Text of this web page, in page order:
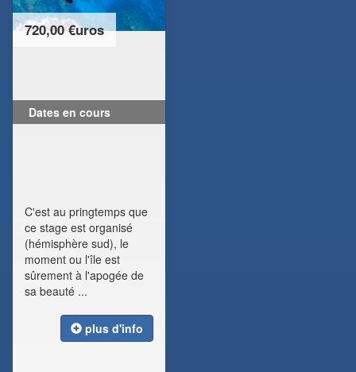
720,00 €uros
Dates en cours
C'est au pringtemps que
ce stage est organisé
(hémisphère sud), le
moment ou l'île est
sûrement à l'apogée de
sa beauté ...
plus d'info